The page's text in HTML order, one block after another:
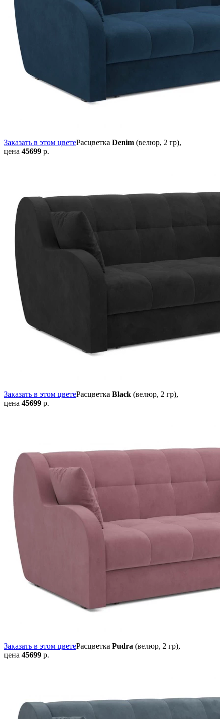
Заказать в этом цветеРасцветка Denim (велюр, 2 гр),
цена 45699 р.
Заказать в этом цветеРасцветка Black (велюр, 2 гр),
цена 45699 р.
Заказать в этом цветеРасцветка Pudra (велюр, 2 гр),
цена 45699 р.